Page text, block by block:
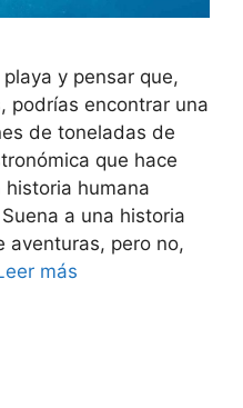
y pensar que,
podrías encontrar una
de toneladas de
que hace
humana
a una historia
aventuras, pero no,
más